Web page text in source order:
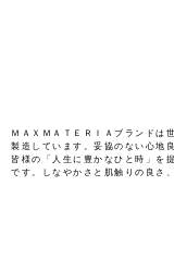
ＭＡＸＭＡＴＥＲＩＡブランドは
製造しています。妥協のない心地
皆様の「人生に豊かなひと時」を
です。しなやかさと肌触りの良さ